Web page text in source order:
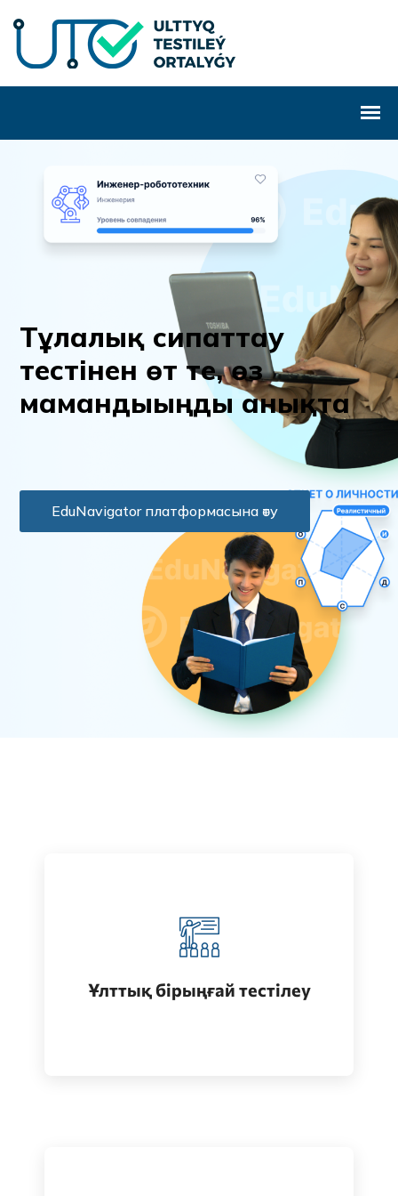
Тұлалық сипаттау
тестінен өт те, өз
мамандыыңды анықта
EduNavigator платформасына өту
Ұлттық бірыңғай тестілеу
Қазақстанда жоғары білім алу
(бакалавриат)
Өту